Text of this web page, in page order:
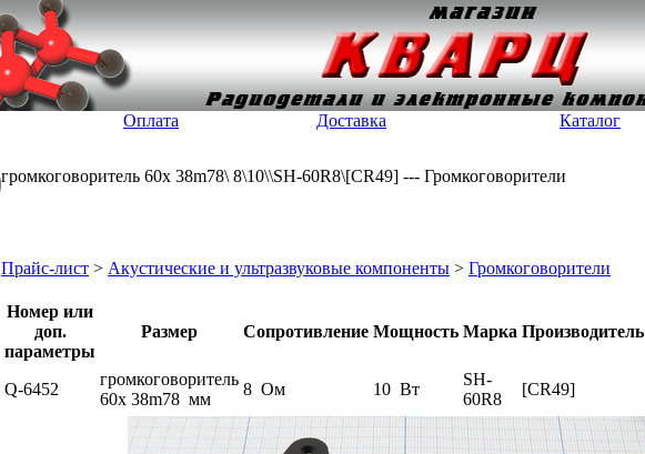
Оплата Доставка Каталог
громкоговоритель 60x 38m78\ 8\10\\SH-60R8\[CR49] --- Громкоговорители
Прайс-лист > Акустические и ультразвуковые компоненты > Громкоговорители
Номер или
доп.
параметры
Размер Сопротивление Мощность Марка Производитель
Q-6452
громкоговоритель
60x 38m78 мм
8 Ом 10 Вт
SH-
60R8
[CR49]